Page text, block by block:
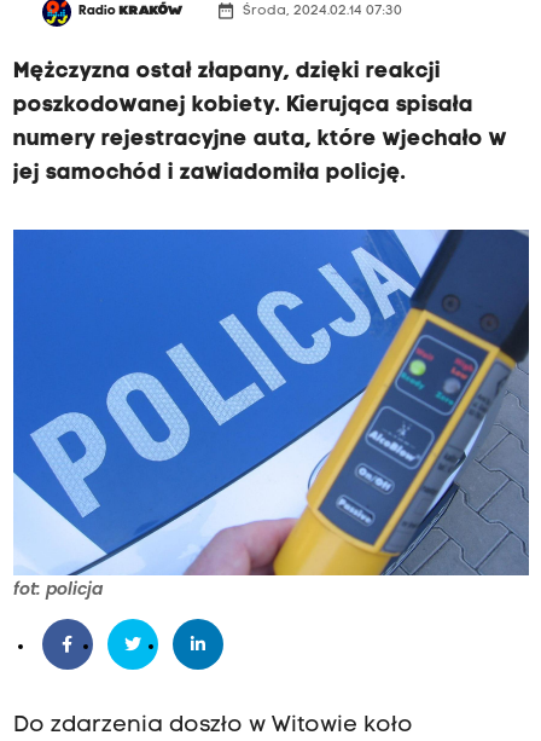
Radio KRAKÓW date_range Środa, 2024.02.14 07:30
Mężczyzna ostał złapany, dzięki reakcji
poszkodowanej kobiety. Kierująca spisała
numery rejestracyjne auta, które wjechało w
jej samochód i zawiadomiła policję.
fot: policja
Do zdarzenia doszło w Witowie koło